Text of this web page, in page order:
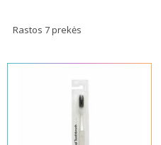
Rastos 7 prekės